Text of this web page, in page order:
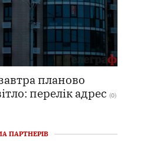
планово
перелік адрес (0)
ПАРТНЕРІВ